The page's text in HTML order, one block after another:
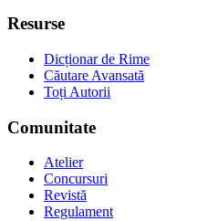
Resurse
Dicționar de Rime
Căutare Avansată
Toți Autorii
Comunitate
Atelier
Concursuri
Revistă
Regulament